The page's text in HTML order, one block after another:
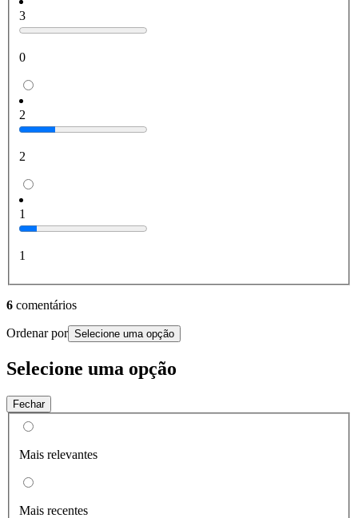
3
0
2
2
1
1
6 comentários
Ordenar por Selecione uma opção
Selecione uma opção
Fechar
Mais relevantes
Mais recentes